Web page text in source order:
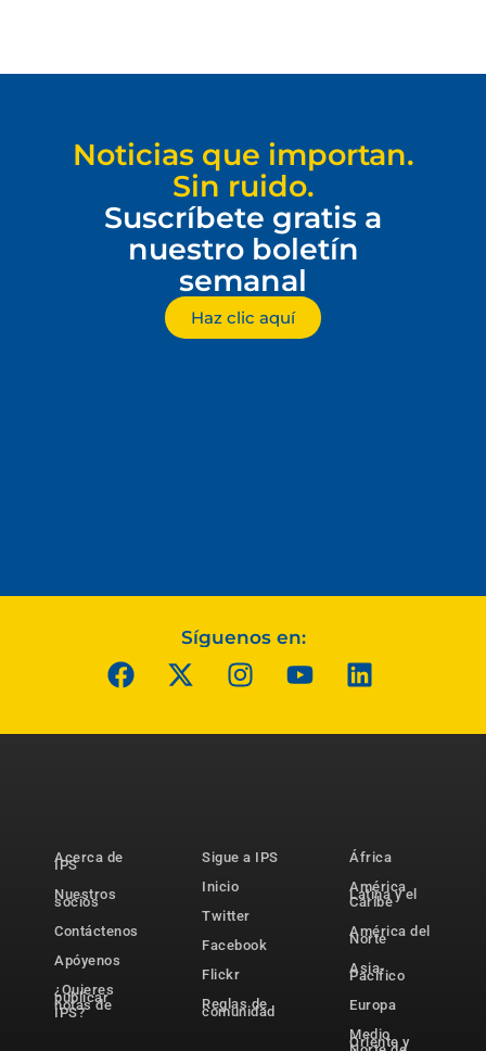
Noticias que importan.
Sin ruido.
Suscríbete gratis a
nuestro boletín
semanal
Haz clic aquí
Síguenos en:
Acerca de
IPS
Nuestros
socios
Contáctenos
Apóyenos
¿Quieres
publicar
notas de
IPS?
Sigue a IPS
Inicio
Twitter
Facebook
Flickr
Reglas de
comunidad
África
América
Latina y el
Caribe
América del
Norte
Asia-
Pacífico
Europa
Medio
Oriente y